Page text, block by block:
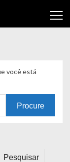
você está
Pesquisar